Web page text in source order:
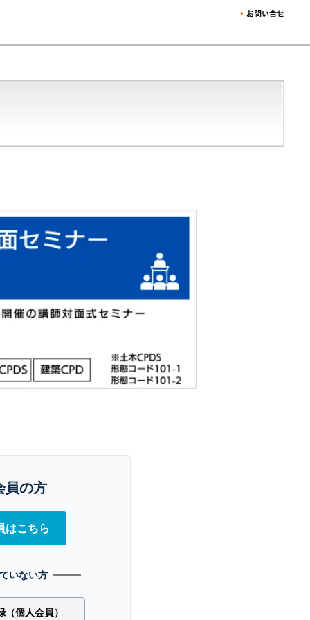
員の方
はこちら
いない方
個人会員）